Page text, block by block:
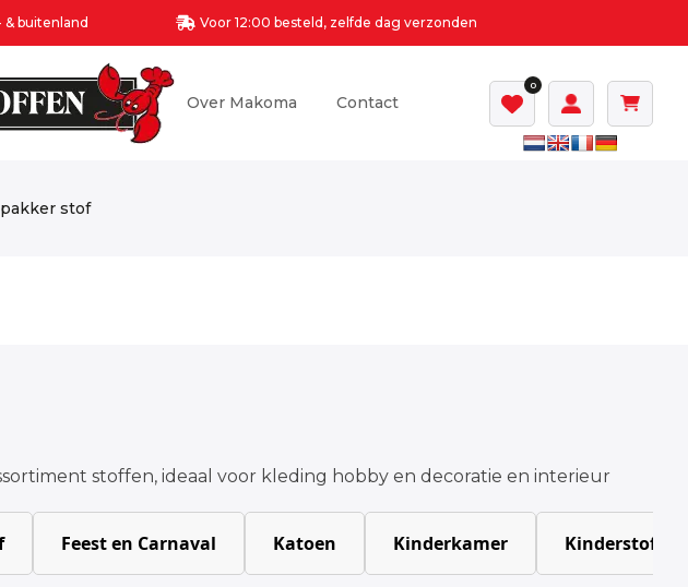
buitenland Voor 12:00 besteld, zelfde dag verzonden
Over Makoma Contact
0
stof
stoffen, ideaal voor kleding hobby en decoratie en interieur
Feest en Carnaval Katoen Kinderkamer Kinderstoffen